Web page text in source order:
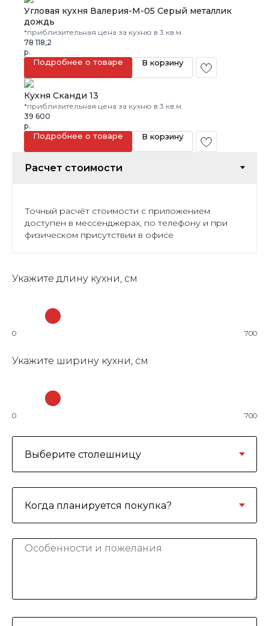
Угловая кухня Валерия-М-05 Серый металлик
дождь
*приблизительная цена за кухню в 3 кв.м.
78 118,2
р.
Подробнее о товаре В корзину
Кухня Сканди 13
*приблизительная цена за кухню в 3 кв.м.
39 600
р.
Подробнее о товаре В корзину
Точный расчёт стоимости с приложением
доступен в мессенджерах, по телефону и при
физическом присутствии в офисе
Укажите длину кухни, см
0 700
Укажите ширину кухни, см
0 700